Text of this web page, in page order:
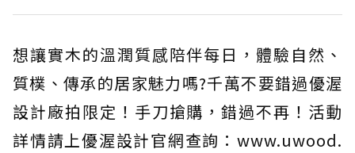
想讓實木的溫潤質感陪伴每日，體驗自然、
質樸、傳承的居家魅力嗎?千萬不要錯過優渥
設計廠拍限定！手刀搶購，錯過不再！活動
詳情請上優渥設計官網查詢：www.uwood.